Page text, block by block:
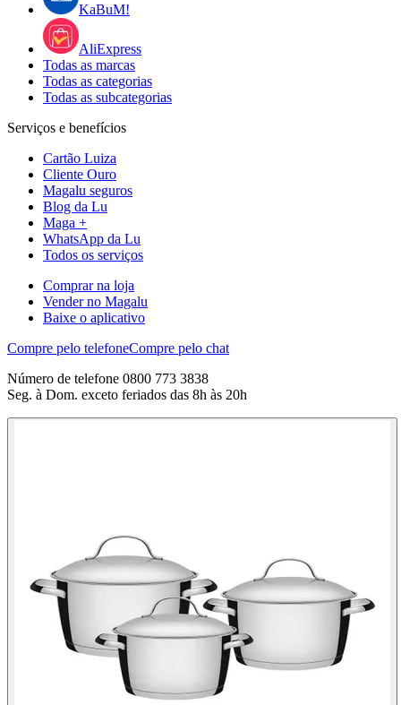
KaBuM!
AliExpress
Todas as marcas
Todas as categorias
Todas as subcategorias
Serviços e benefícios
Cartão Luiza
Cliente Ouro
Magalu seguros
Blog da Lu
Maga +
WhatsApp da Lu
Todos os serviços
Comprar na loja
Vender no Magalu
Baixe o aplicativo
Compre pelo telefoneCompre pelo chat
Número de telefone 0800 773 3838
Seg. à Dom. exceto feriados das 8h às 20h